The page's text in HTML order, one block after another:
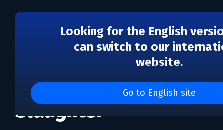
Looking for the English
can switch to our
website.
Go to English site
Kumitantei: Old-School
Slaughter